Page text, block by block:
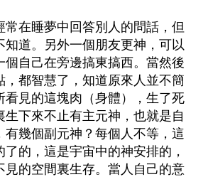
常在睡夢中回答別人的問話，但
知道。另外一個朋友更神，可以
個自己在旁邊搞東搞西。當然後
，都智慧了，知道原來人並不簡
看見的這塊肉（身體），生了死
生下來不止有主元神，也就是自
有幾個副元神？每個人不等，這
的，這是宇宙中的神安排的，
見的空間裏生存。當人自己的意